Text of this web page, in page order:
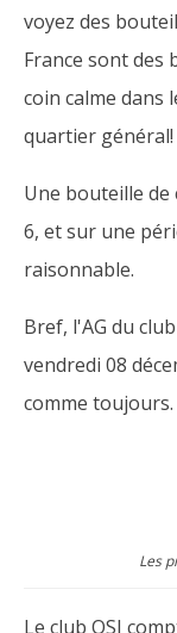
voyez des
France sont
coin calme dans
quartier général!
Une bouteille de
6, et sur une
raisonnable.
Bref, l'AG du
vendredi 08
comme toujours.
Les
Le club OSI